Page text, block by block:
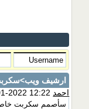
ارشيف ويب
احمد
سأصمم سكربت خاص